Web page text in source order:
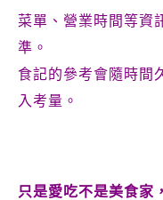
菜單、營業時間等資
準。
食記的參考會隨時間
入考量。
只是愛吃不是美食家